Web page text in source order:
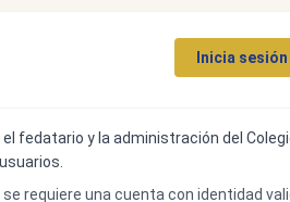
Inicia
fedatario y la administración del
requiere una cuenta con identidad